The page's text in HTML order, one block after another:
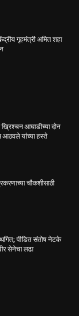
केंद्रीय गृहमंत्री अमित शहा
ख्रिश्चन आघाडीच्या दोन
आठवले यांच्या हस्ते
चौकशीसाठी
पीडित संतोष नेटके
सेनेचा लढा